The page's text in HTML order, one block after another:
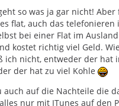
so was ja gar nicht!
flat, auch das telefonieren
bei einer Flat im
kostet richtig viel Geld.
ich nicht, entweder der hat
der hat zu viel Kohle
auch auf die Nachteile die
nur mit ITunes auf den